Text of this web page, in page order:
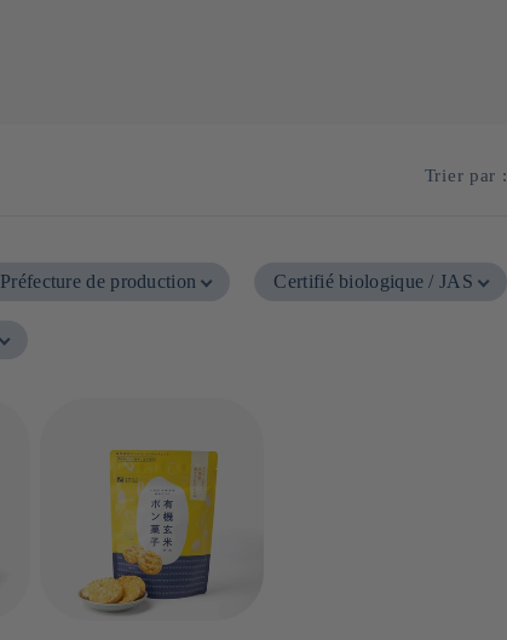
Trier par :
Préfecture de production Certifié biologique / JAS